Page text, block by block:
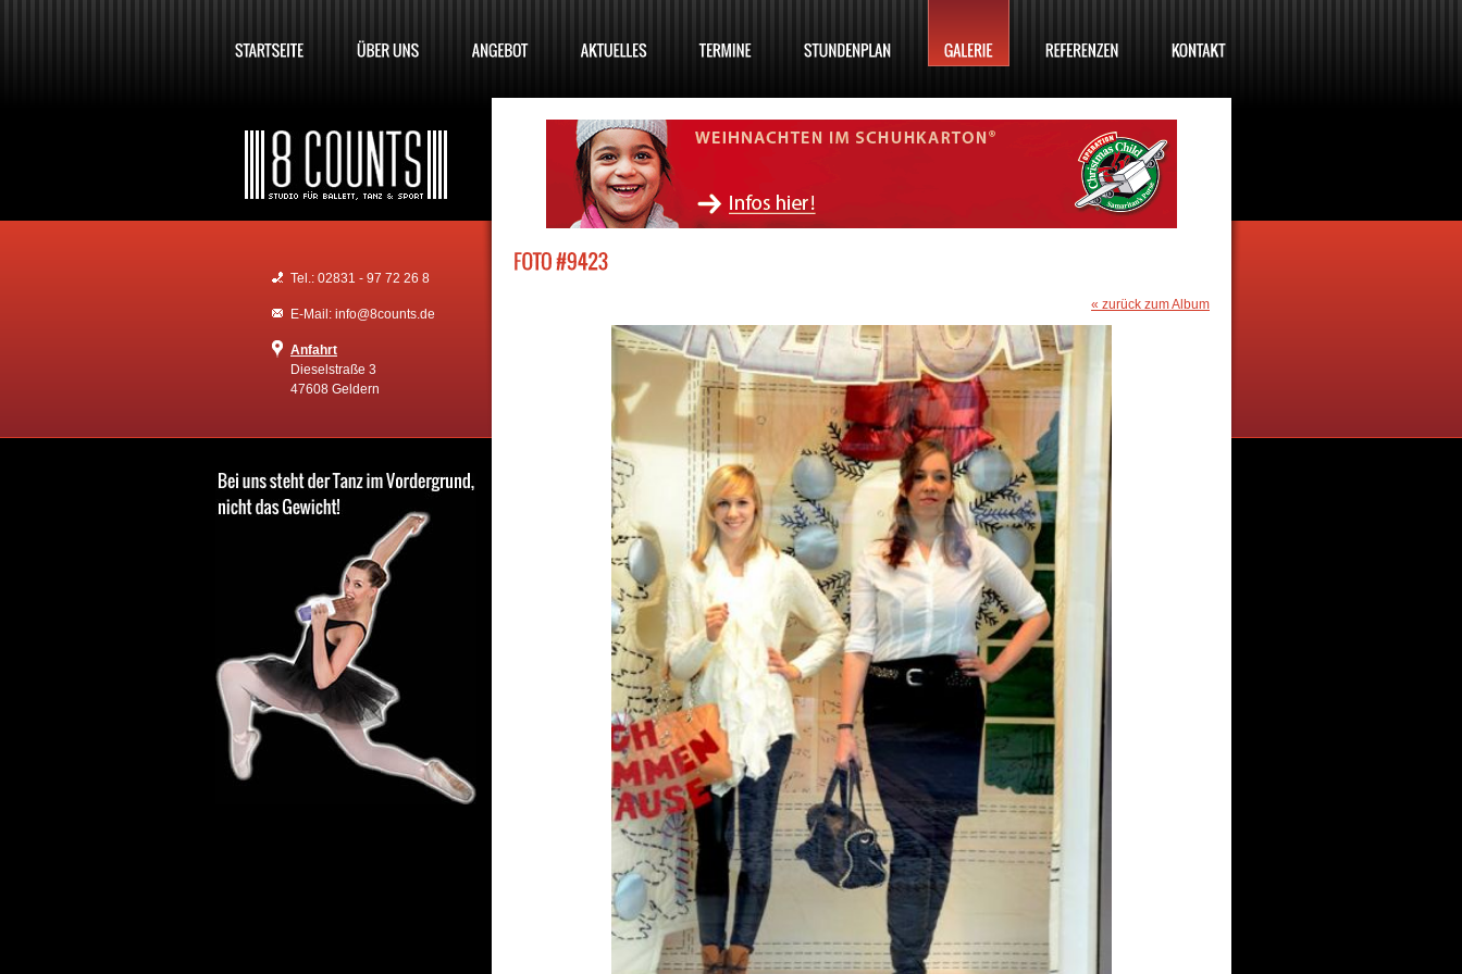
Tel.: 02831 - 97 72 26 8
E-Mail: info@8counts.de
Anfahrt
Dieselstraße 3
47608 Geldern
« zurück zum Album